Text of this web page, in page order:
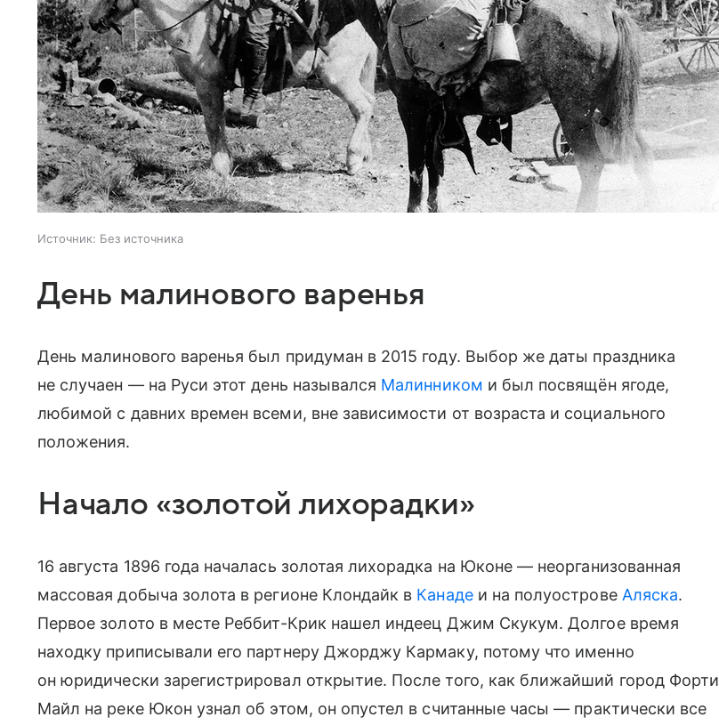
Источник: Без источника
День малинового варенья
День малинового варенья был придуман в 2015 году. Выбор же даты праздника
не случаен — на Руси этот день назывался Малинником и был посвящён ягоде,
любимой с давних времен всеми, вне зависимости от возраста и социального
положения.
Начало «золотой лихорадки»
16 августа 1896 года началась золотая лихорадка на Юконе — неорганизованная
массовая добыча золота в регионе Клондайк в Канадеи на полуострове Аляска.
Первое золото в месте Реббит-Крик нашел индеец Джим Скукум. Долгое время
находку приписывали его партнеру Джорджу Кармаку, потому что именно
он юридически зарегистрировал открытие. После того, как ближайший город Форти
Майл на реке Юкон узнал об этом, он опустел в считанные часы — практически все